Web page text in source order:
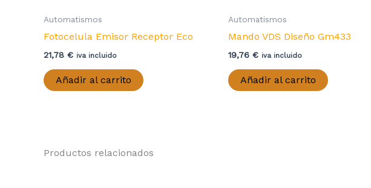
Automatismos
Fotocelula Emisor Receptor Eco
21,78 € iva incluido
Añadir al carrito
Automatismos
Mando VDS Diseño Gm433
19,76 € iva incluido
Añadir al carrito
Productos relacionados